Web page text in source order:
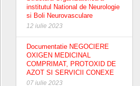
institutul National de Neurologie
si Boli Neurovasculare
12 iulie 2023
Documentatie NEGOCIERE
OXIGEN MEDICINAL
COMPRIMAT, PROTOXID DE
AZOT SI SERVICII CONEXE
07 iulie 2023